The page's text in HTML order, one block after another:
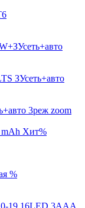
3реж zoom
Хит%
%